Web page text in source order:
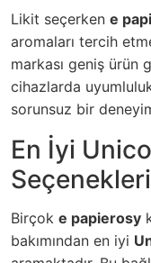
Likit seçerken e
aromaları tercih
markası geniş ürün
cihazlarda
sorunsuz bir
En İyi
Birçok e papierosy
bakımından en iyi